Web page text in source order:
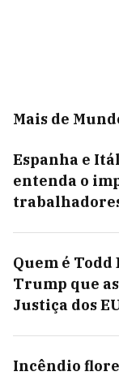
Mais de
Espanha e
entenda o
Quem é
Trump que
Justiça dos
Incêndio